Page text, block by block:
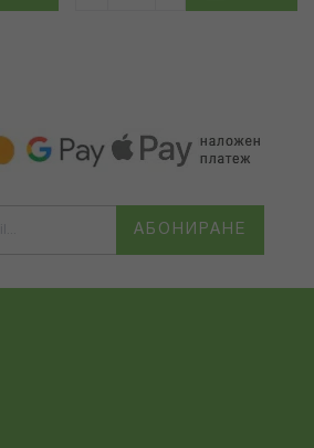
АБОНИРАНЕ